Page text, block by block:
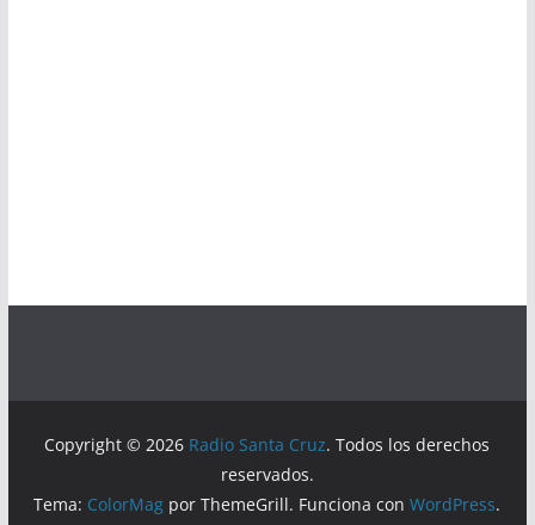
Copyright © 2026 Radio Santa Cruz. Todos los derechos
reservados.
Tema: ColorMag por ThemeGrill. Funciona conWordPress.